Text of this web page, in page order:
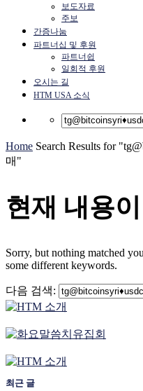
보도자료
주보
간증나눔
파트너십 및 후원
파트너쉽
일회적 후원
오시는 길
HTM USA 소식
Home Search Results for
매"
현재 내용
Sorry, but nothing matched
some different keywords.
다음 검색:
최근 글